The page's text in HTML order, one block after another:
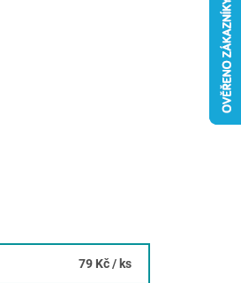
79 Kč/ ks